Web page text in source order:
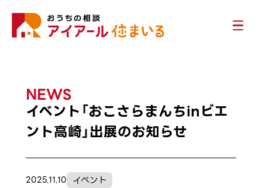
NEWS
イベント「おこさらまんちinビエ
ント高崎」出展のお知らせ
2025.11.10 イベント